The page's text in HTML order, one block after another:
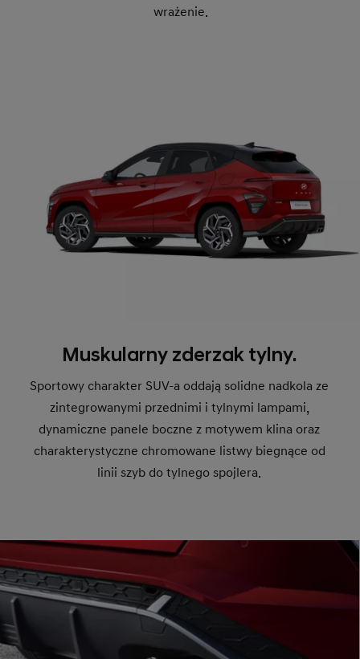
wrażenie.
Muskularny zderzak tylny.
Sportowy charakter SUV-a oddają solidne nadkola ze
zintegrowanymi przednimi i tylnymi lampami,
dynamiczne panele boczne z motywem klina oraz
charakterystyczne chromowane listwy biegnące od
linii szyb do tylnego spojlera.